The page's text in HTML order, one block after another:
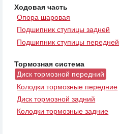
Ходовая часть
Опора шаровая
Подшипник ступицы задней
Подшипник ступицы передней
Тормозная система
Диск тормозной передний
Колодки тормозные передние
Диск тормозной задний
Колодки тормозные задние